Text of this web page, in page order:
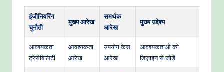
इंजीनियरिंग
चुनौती
मुख्य आरेख
समर्थक
आरेख
मुख्य उद्देश्य
आवश्यकता
ट्रेसेबिलिटी
आवश्यकता
आरेख
उपयोग केस
आरेख
आवश्यकताओं को
डिज़ाइन से जोड़ें